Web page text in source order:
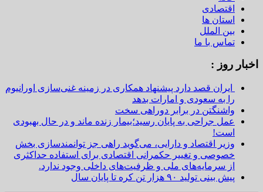
اقتصادی
استان ها
بین الملل
تماس با ما
اخبار روز :
ایران قصد دارد پیشنهاد همکاری در زمینه غنی‌سازی اورانیوم
را به سعودی و امارات بدهد
واشنگتن در برابر دوراهی سخت
عمل جراحی به پایان رسید؛بیمار زنده ماند و در حال بهبودی
است!
وزیر اقتصاد و دارایی، می‌گوید راهی جز توانمندسازی بخش
خصوصی و تغییر حکمرانی اقتصادی برای استفاده حداکثری
از سرمایه‌های ملی و ظرفیت‌های داخلی وجود ندارد.
پیش بینی تولید ۹۰ هزار تن کره تا پایان سال